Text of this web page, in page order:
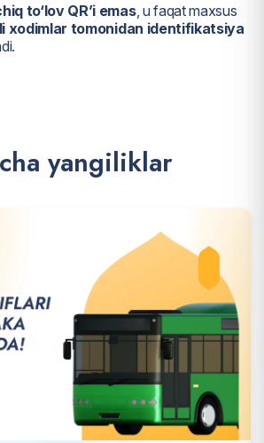
to‘lov QR’i emas, u faqat maxsus
xodimlar tomonidan identifikatsiya
ha yangiliklar